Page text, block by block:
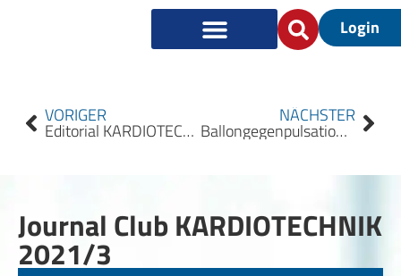
Login
VORIGER
Editorial KARDIOTECHNIK 2021/3
NÄCHSTER
Ballongegenpulsation – Stand und Ausblick
Journal Club KARDIOTECHNIK
2021/3